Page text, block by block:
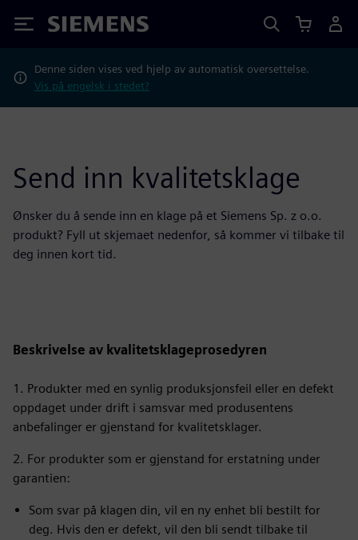
Siemens
Denne siden vises ved hjelp av automatisk oversettelse.
Vis på engelsk i stedet?
Send inn kvalitetsklage
Ønsker du å sende inn en klage på et Siemens Sp. z o.o.
produkt? Fyll ut skjemaet nedenfor, så kommer vi tilbake til
deg innen kort tid.
Beskrivelse av kvalitetsklageprosedyren
1. Produkter med en synlig produksjonsfeil eller en defekt
oppdaget under drift i samsvar med produsentens
anbefalinger er gjenstand for kvalitetsklager.
2. For produkter som er gjenstand for erstatning under
garantien:
Som svar på klagen din, vil en ny enhet bli bestilt for
deg. Hvis den er defekt, vil den bli sendt tilbake til